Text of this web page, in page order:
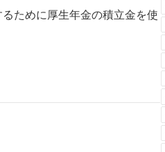
ために厚生年金の積立金を使